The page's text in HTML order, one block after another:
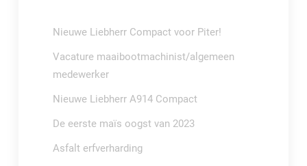
Nieuwe Liebherr Compact voor Piter!
Vacature maaibootmachinist/algemeen
medewerker
Nieuwe Liebherr A914 Compact
De eerste maïs oogst van 2023
Asfalt erfverharding